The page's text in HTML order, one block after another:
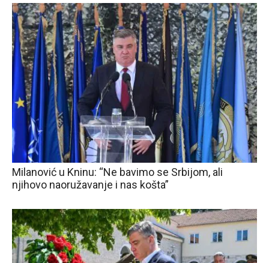
Milanović u Kninu: “Ne bavimo se Srbijom, ali
njihovo naoružavanje i nas košta”